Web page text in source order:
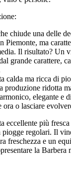
chiude una delle
Piemonte, ma
Il risultato? Un
grande carattere,
calda ma ricca di
produzione ridotta
elegante e
ora o lasciare
eccellente più
piogge regolari. Il
freschezza e un
la Barbera